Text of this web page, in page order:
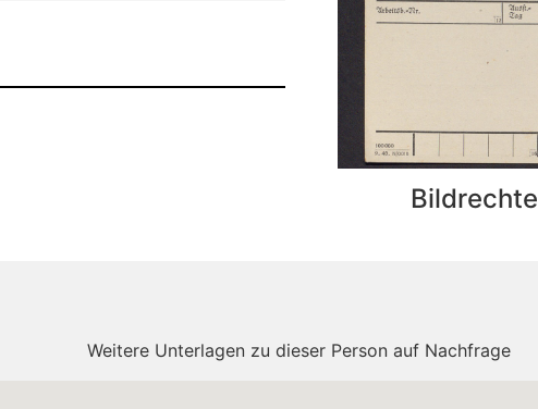
Weitere Unterlagen zu dieser Person auf Nachfrage